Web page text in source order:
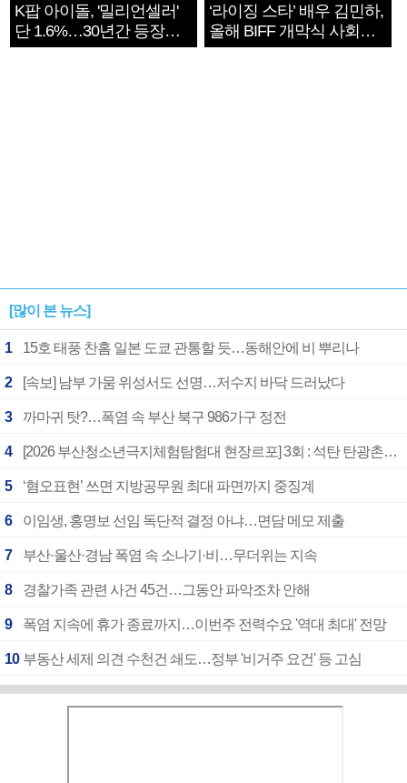
K팝 아이돌, '밀리언셀러'
단 1.6%…30년간 등장
1182개팀 전수조사
‘라이징 스타’ 배우 김민하,
올해 BIFF 개막식 사회자
확정
[많이 본 뉴스]
1 15호 태풍 찬홈 일본 도쿄 관통할 듯…동해안에 비 뿌리나
2 [속보] 남부 가뭄 위성서도 선명…저수지 바닥 드러났다
3 까마귀 탓?…폭염 속 부산 북구 986가구 정전
4 [2026 부산청소년극지체험탐험대 현장르포] 3회 : 석탄 탄광촌에서 북극 연구의 중심지로
5 ‘혐오표현’ 쓰면 지방공무원 최대 파면까지 중징계
6 이임생, 홍명보 선임 독단적 결정 아냐…면담 메모 제출
7 부산·울산·경남 폭염 속 소나기·비…무더위는 지속
8 경찰가족 관련 사건 45건…그동안 파악조차 안해
9 폭염 지속에 휴가 종료까지…이번주 전력수요 '역대 최대' 전망
10 부동산 세제 의견 수천건 쇄도…정부 '비거주 요건' 등 고심